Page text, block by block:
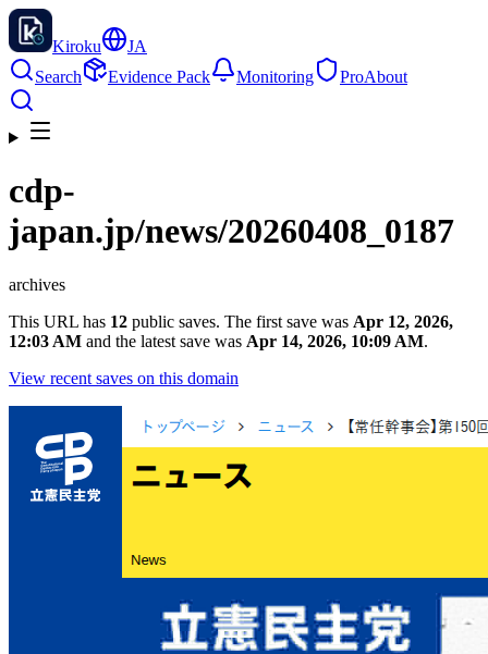
Kiroku
JA
Search
Evidence Pack Monitoring ProAbout
cdp-
japan.jp/news/20260408_0187
archives
This URL has 12 public saves. The first save was Apr 12, 2026,
12:03 AM and the latest save was Apr 14, 2026, 10:09 AM.
View recent saves on this domain